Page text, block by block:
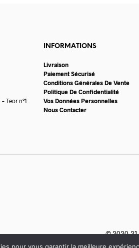
Teor n°1
INFORMATIONS
Livraison
Paiement Sécurisé
Conditions Générales De Vente
Politique De Confidentialité
Vos Données Personnelles
Nous Contacter
© 2020-